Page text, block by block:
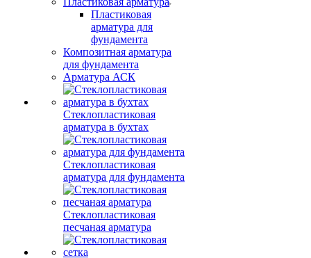
Пластиковая
арматура для
фундамента
Композитная арматура
для фундамента
Арматура АСК
Стеклопластиковая
арматура в бухтах
Стеклопластиковая
арматура для фундамента
Стеклопластиковая
песчаная арматура